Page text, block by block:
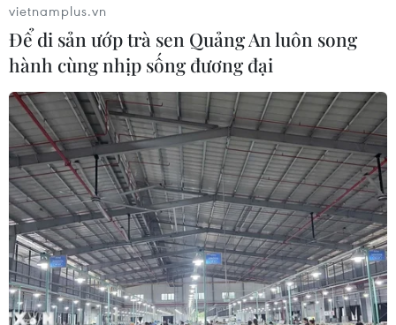
vietnamplus.vn
Để di sản ướp trà sen Quảng An luôn song
hành cùng nhịp sống đương đại